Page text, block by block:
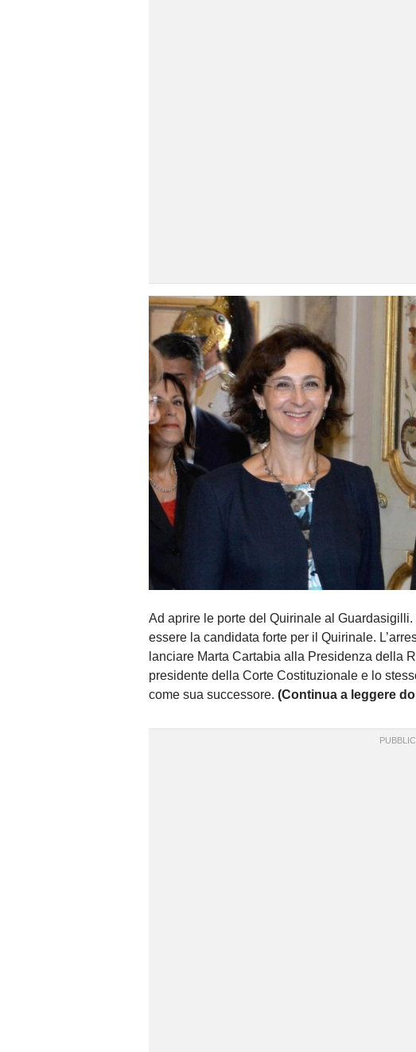
Ad aprire le porte del Quirinale al
essere la candidata forte per il Quirinale.
lanciare Marta Cartabia alla Presidenza della
presidente della Corte Costituzionale e lo
come sua successore. (Continua a leggere